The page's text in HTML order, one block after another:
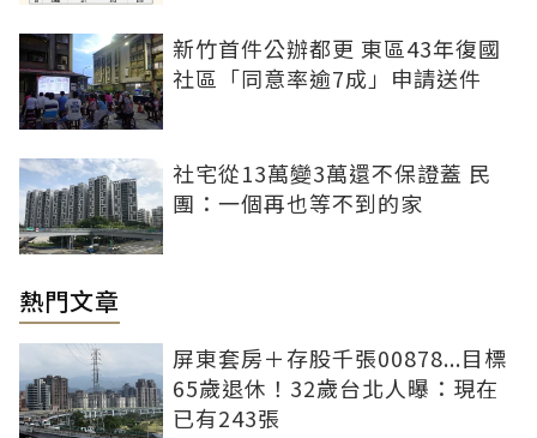
新竹首件公辦都更 東區43年復國
社區「同意率逾7成」申請送件
社宅從13萬變3萬還不保證蓋 民
團：一個再也等不到的家
熱門文章
屏東套房＋存股千張00878...目標
65歲退休！32歲台北人曝：現在
已有243張